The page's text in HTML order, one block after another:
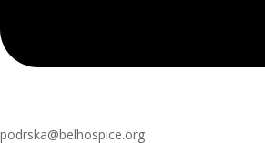
podrska@belhospice.org